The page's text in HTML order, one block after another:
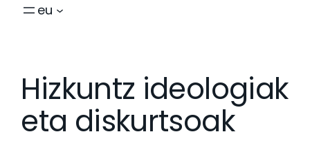
eu
Hizkuntz ideologiak
eta diskurtsoak